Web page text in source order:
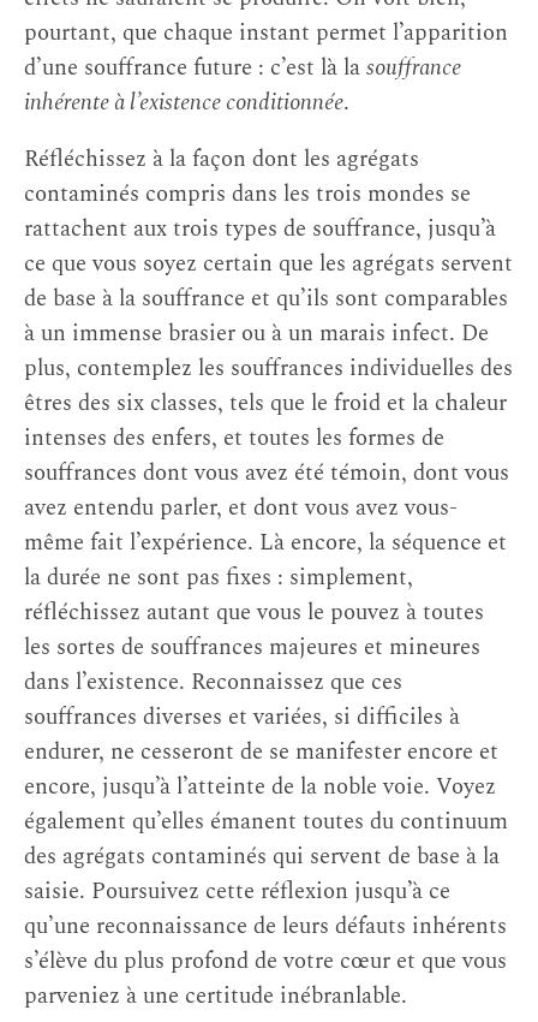
pourtant, que chaque instant permet l’apparition
d’une souffrance future : c’est là lasouffrance
inhérente à l’existence conditionnée.
Réfléchissez à la façon dont les agrégats
contaminés compris dans les trois mondes se
rattachent aux trois types de souffrance, jusqu’à
ce que vous soyez certain que les agrégats servent
de base à la souffrance et qu’ils sont comparables
à un immense brasier ou à un marais infect. De
plus, contemplez les souffrances individuelles des
êtres des six classes, tels que le froid et la chaleur
intenses des enfers, et toutes les formes de
souffrances dont vous avez été témoin, dont vous
avez entendu parler, et dont vous avez vous-
même fait l’expérience. Là encore, la séquence et
la durée ne sont pas fixes : simplement,
réfléchissez autant que vous le pouvez à toutes
les sortes de souffrances majeures et mineures
dans l’existence. Reconnaissez que ces
souffrances diverses et variées, si difficiles à
endurer, ne cesseront de se manifester encore et
encore, jusqu’à l’atteinte de la noble voie. Voyez
également qu’elles émanent toutes du continuum
des agrégats contaminés qui servent de base à la
saisie. Poursuivez cette réflexion jusqu’à ce
qu’une reconnaissance de leurs défauts inhérents
s’élève du plus profond de votre cœur et que vous
parveniez à une certitude inébranlable.